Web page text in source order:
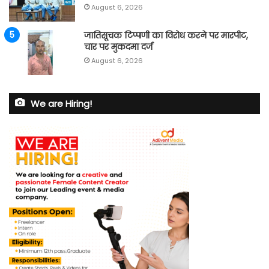
August 6, 2026
जातिसूचक टिप्पणी का विरोध करने पर मारपीट,
चार पर मुकदमा दर्ज
August 6, 2026
We are Hiring!